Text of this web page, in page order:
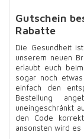
Gutschein
Rabatte
Die Gesundheit
unserem neuen
erlaubt euch
sogar noch
einfach den
Bestellung
uneingeschränkt
den Code
ansonsten wird es